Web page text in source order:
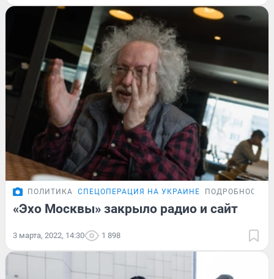
ПОЛИТИКА СПЕЦОПЕРАЦИЯ НА УКРАИНЕ ПОДРОБНОСТИ
«Эхо Москвы» закрыло радио и сайт
3 марта, 2022, 14:30 1 898